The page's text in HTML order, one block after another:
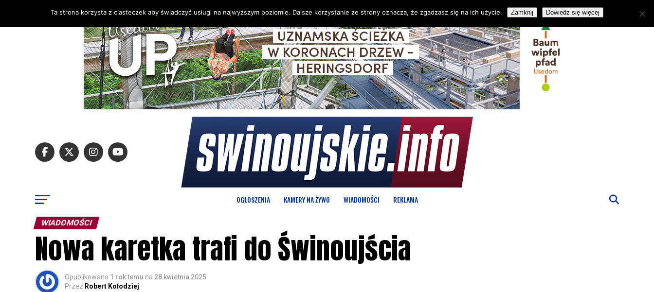
OGŁOSZENIA KAMERY NA ŻYWO WIADOMOŚCI REKLAMA
WIADOMOŚCI
Nowa karetka trafi do Świnoujścia
Opublikowano 1 rok temu na 28 kwietnia 2025
Przez Robert Kołodziej
Ta strona korzysta z ciasteczek aby świadczyć usługi na najwyższym poziomie. Dalsze korzystanie ze strony oznacza, że zgadzasz się na ich użycie. Zamknij Dowiedz się więcej